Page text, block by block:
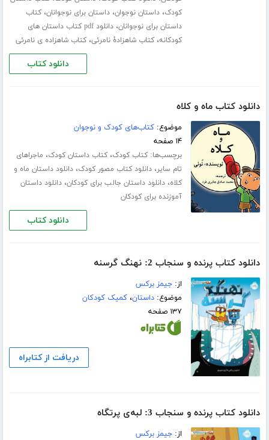
کودک،داستان نوجوان،داستان برای نوجوانان،کتاب
داستان برای نوجوانان،
دانلود pdf کتاب داستان های
کودکانه،کتاب شاهزادۀ نامرئی،کتاب شاهزاده ی نامرئی
دانلود کتاب
دانلود کتاب ماه و کلاه
موضوع:کتاب‌های کودک و نوجوان
۱۴ صفحه
برچسب‌ها:کتاب کودک،کتاب داستان کودک، ماجراهای
تام سایر،دانلود کتاب مصور کودک،دانلود داستان ماه و
کلاه،دانلود داستان جالب برای کودکان،دانلود داستان
آموزنده برای کودکان
دانلود کتاب
دانلود کتاب پرنده و سنجاب 2: نهنگ گرسنه
از:جیمز برکس
موضوع:داستان،کمیک کودکان
۱۳۷ صفحه
دریافت از کتابراه
دانلود کتاب پرنده و سنجاب 3: لبه‌ی پرتگاه
از:جیمز برکس